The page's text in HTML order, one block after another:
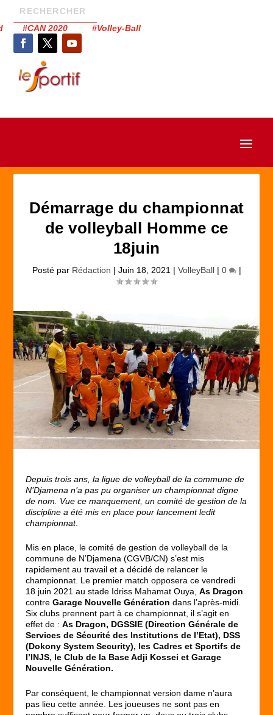
#CAN 2020 #Volley-Ball
Démarrage du championnat
de volleyball Homme ce
18juin
Posté par Rédaction | Juin 18, 2021 | VolleyBall| 0 |
Depuis trois ans, la ligue de volleyball de la commune de
N’Djamena n’a pas pu organiser un championnat digne
de nom. Vue ce manquement, un comité de gestion de la
discipline a été mis en place pour lancement ledit
championnat.
Mis en place, le comité de gestion de volleyball de la
commune de N’Djamena (CGVB/CN) s’est mis
rapidement au travail et a décidé de relancer le
championnat. Le premier match opposera ce vendredi
18 juin 2021 au stade Idriss Mahamat Ouya,As Dragon
contreGarage Nouvelle Génération dans l’après-midi.
Six clubs prennent part à ce championnat, il s’agit en
effet de :As Dragon, DGSSIE (Direction Générale de
Services de Sécurité des Institutions de l’Etat), DSS
(Dokony System Security), les Cadres et Sportifs de
l’INJS, le Club de la Base Adji Kossei et Garage
Nouvelle Génération.
Par conséquent, le championnat version dame n’aura
pas lieu cette année. Les joueuses ne sont pas en